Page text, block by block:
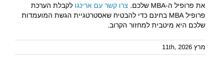
את פרופיל ה-MBA שלכם.
צרו קשר עם ארינגו לקבלת הערכת
פרופיל MBA בחינם כדי להבטיח שאסטרטגיית הגשת המועמדות
שלכם היא מיטבית למחזור הקרוב.
מרץ 11th, 2026